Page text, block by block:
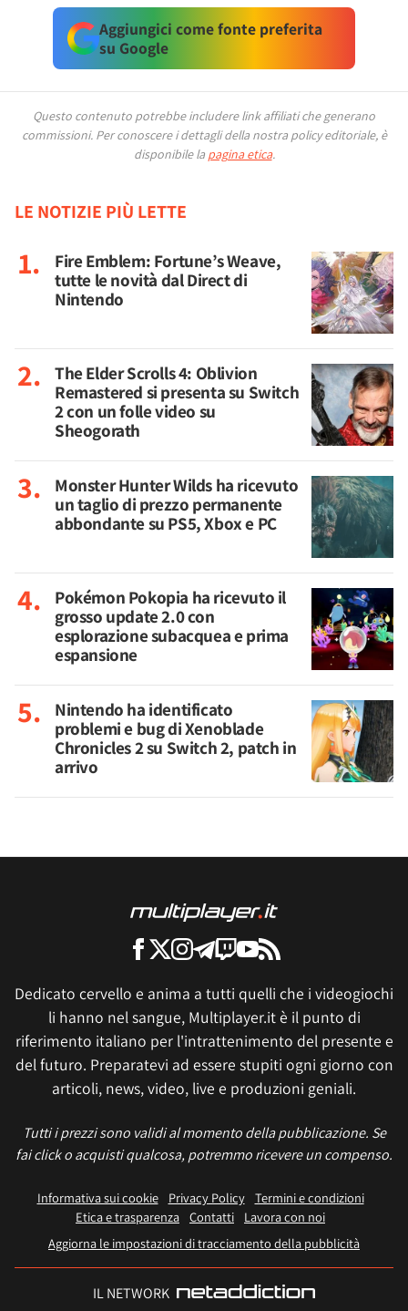
Aggiungici come fonte preferita
su Google
Questo contenuto potrebbe includere link affiliati che generano
commissioni. Per conoscere i dettagli della nostra policy editoriale, è
disponibile la pagina etica.
LE NOTIZIE PIÙ LETTE
Fire Emblem: Fortune’s Weave,
tutte le novità dal Direct di
Nintendo
The Elder Scrolls 4: Oblivion
Remastered si presenta su Switch
2 con un folle video su
Sheogorath
Monster Hunter Wilds ha ricevuto
un taglio di prezzo permanente
abbondante su PS5, Xbox e PC
Pokémon Pokopia ha ricevuto il
grosso update 2.0 con
esplorazione subacquea e prima
espansione
Nintendo ha identificato
problemi e bug di Xenoblade
Chronicles 2 su Switch 2, patch in
arrivo
Dedicato cervello e anima a tutti quelli che i videogiochi
li hanno nel sangue, Multiplayer.it è il punto di
riferimento italiano per l'intrattenimento del presente e
del futuro. Preparatevi ad essere stupiti ogni giorno con
articoli, news, video, live e produzioni geniali.
Tutti i prezzi sono validi al momento della pubblicazione. Se
fai click o acquisti qualcosa, potremmo ricevere un compenso.
Informativa sui cookie Privacy Policy
Termini e condizioni
Etica e trasparenza Contatti
Lavora con noi
Aggiorna le impostazioni di tracciamento della pubblicità
IL NETWORK